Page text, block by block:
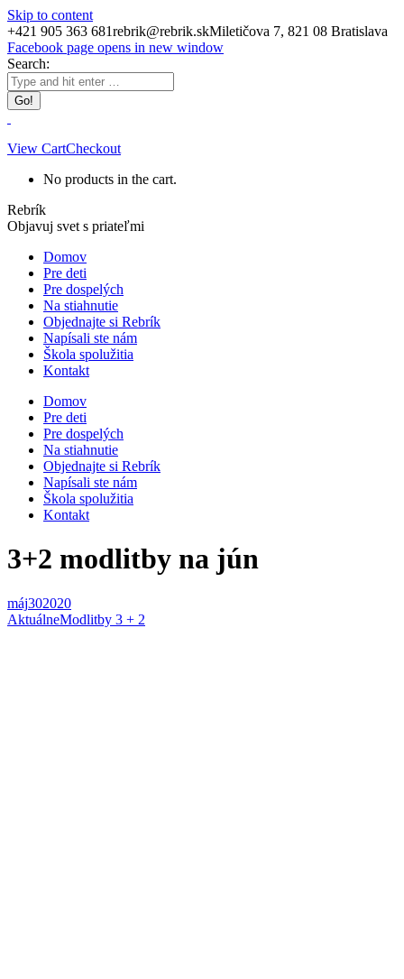
Skip to content
+421 905 363 681rebrik@rebrik.skMiletičova 7, 821 08 Bratislava
Facebook page opens in new window
Search:
View CartCheckout
No products in the cart.
Rebrík
Objavuj svet s priateľmi
Domov
Pre deti
Pre dospelých
Na stiahnutie
Objednajte si Rebrík
Napísali ste nám
Škola spolužitia
Kontakt
Domov
Pre deti
Pre dospelých
Na stiahnutie
Objednajte si Rebrík
Napísali ste nám
Škola spolužitia
Kontakt
3+2 modlitby na jún
máj302020
AktuálneModlitby 3 + 2